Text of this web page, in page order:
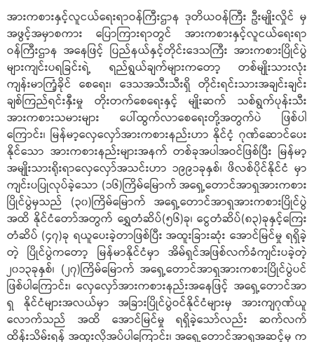
အားကစားနှင့်လူငယ်ရေးရာဝန်ကြီးဌာန ဒုတိယဝန်ကြီး ဦးမျိုးလှိုင် မှ
အဖွင့်အမှာစကား ပြောကြားရာတွင် အားကစားနှင့်လူငယ်ရေးရာ
ဝန်ကြီးဌာန အနေဖြင့် ပြည်နယ်နှင့်တိုင်းဒေသကြီး အားကစားပြိုင်ပွဲ
များကျင်းပရခြင်းရဲ့ ရည်ရွယ်ချက်များကတော့ တစ်မျိုးသားလုံး
ကျန်းမာကြံ့ခိုင် စေရေး၊ ဒေသအသီးသီးရှိ တိုင်းရင်းသားအချင်းချင်း
ချစ်ကြည်ရင်းနှီးမှု တိုးတက်စေရေးနှင့် မျိုးဆက် သစ်ရွက်ပုန်းသီး
အားကစားသမားများ ပေါ်ထွက်လာစေရေးတို့အတွက်ပဲ ဖြစ်ပါ
ကြောင်း၊ မြန်မာ့လှေလှော်အားကစားနည်းဟာ နိုင်ငံ့ ဂုဏ်ဆောင်ပေး
နိုင်သော အားကစားနည်းများအနက် တစ်ခုအပါအဝင်ဖြစ်ပြီး မြန်မာ့
အမျိုးသားရိုးရာလှေလှော်အသင်းဟာ ၁၉၉၁ခုနှစ်၊ ဖိလစ်ပိုင်နိုင်ငံ မှာ
ကျင်းပပြုလုပ်ခဲ့သော (၁၆)ကြိမ်မြောက် အရှေ့တောင်အာရှအားကစား
ပြိုင်ပွဲမှသည် (၃၀)ကြိမ်မြောက် အရှေ့တောင်အာရှအားကစားပြိုင်ပွဲ
အထိ နိုင်ငံတော်အတွက် ရွှေတံဆိပ်(၅၆)ခု၊ ငွေတံဆိပ်(၈၃)ခုနှင့်ကြေး
တံဆိပ် (၄၇)ခု ရယူပေးခဲ့တာဖြစ်ပြီး အထူးခြားဆုံး အောင်မြင်မှု ရရှိခဲ့
တဲ့ ပြိုင်ပွဲကတော့ မြန်မာနိုင်ငံမှာ အိမ်ရှင်အဖြစ်လက်ခံကျင်းပခဲ့တဲ့
၂၀၁၃ခုနှစ်၊ (၂၇)ကြိမ်မြောက် အရှေ့တောင်အာရှအားကစားပြိုင်ပွဲပင်
ဖြစ်ပါကြောင်း၊ လှေလှော်အားကစားနည်းအနေဖြင့် အရှေ့တောင်အာ
ရှ နိုင်ငံများအလယ်မှာ အခြားပြိုင်ပွဲဝင်နိုင်ငံများမှ အားကျဂုဏ်ယူ
လောက်သည် အထိ အောင်မြင်မှု ရရှိခဲ့သော်လည်း ဆက်လက်
ထိန်းသိမ်းရန် အထူးလိုအပ်ပါကြောင်း၊ အရှေ့တောင်အာရှအဆင့်မှ က